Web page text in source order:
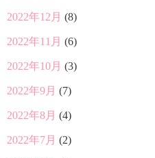
2022年12月 (8)
2022年11月 (6)
2022年10月 (3)
2022年9月 (7)
2022年8月 (4)
2022年7月 (2)